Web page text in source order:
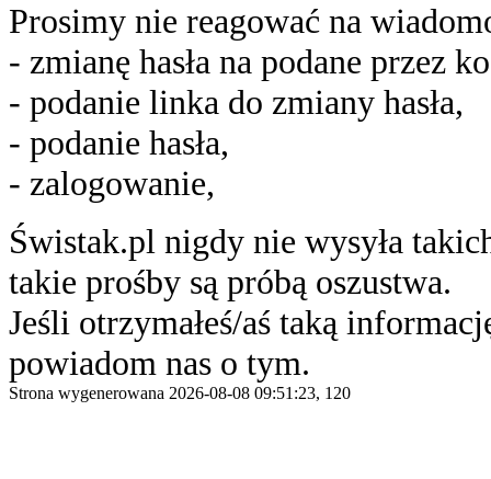
Prosimy nie reagować na
- zmianę hasła na podane przez
- podanie linka do zmiany hasła,
- podanie hasła,
- zalogowanie,
Świstak.pl nigdy nie wysyła
takie prośby są próbą oszustwa.
Jeśli otrzymałeś/aś taką
powiadom nas o tym.
Strona wygenerowana 2026-08-08 09:51:23, 120